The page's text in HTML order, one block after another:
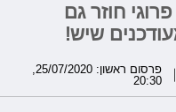
חוזר גם
שיש!
20:30